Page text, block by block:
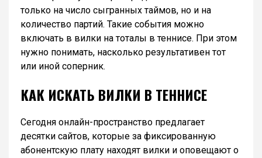
только на число сыгранных таймов, но и на
количество партий. Такие события можно
включать в вилки на тоталы в теннисе. При этом
нужно понимать, насколько результативен тот
или иной соперник.
КАК ИСКАТЬ ВИЛКИ В ТЕННИСЕ
Сегодня онлайн-пространство предлагает
десятки сайтов, которые за фиксированную
абонентскую плату находят вилки и оповещают о